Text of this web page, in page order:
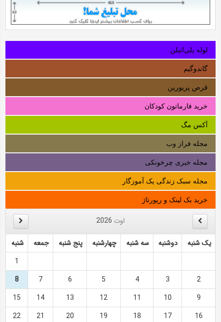
لوله‌ پلی‌اتیلن
گاندوگیم
قرص پریورین
خرید فارماتون کودکان
آکس مگ
مجله فراز وب
مجله خبری چرخونکی
مجله سبک زندگی یک آموزگار
خرید بک لینک و رپورتاژ
اوت 2026
یک شنبه دوشنبه سه شنبه چهارشنبه پنج شنبه جمعه
شنبه
1
2
3
4
5
6
7
8
9
10
11
12
13
14
15
16
17
18
19
20
21
22